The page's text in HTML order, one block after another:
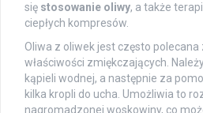
się stosowanie oliwy, a także
ciepłych kompresów.
Oliwa z oliwek jest często
właściwości zmiękczających.
kąpieli wodnej, a następnie za
kilka kropli do ucha. Umożliwia to
nagromadzonej woskowiny, co